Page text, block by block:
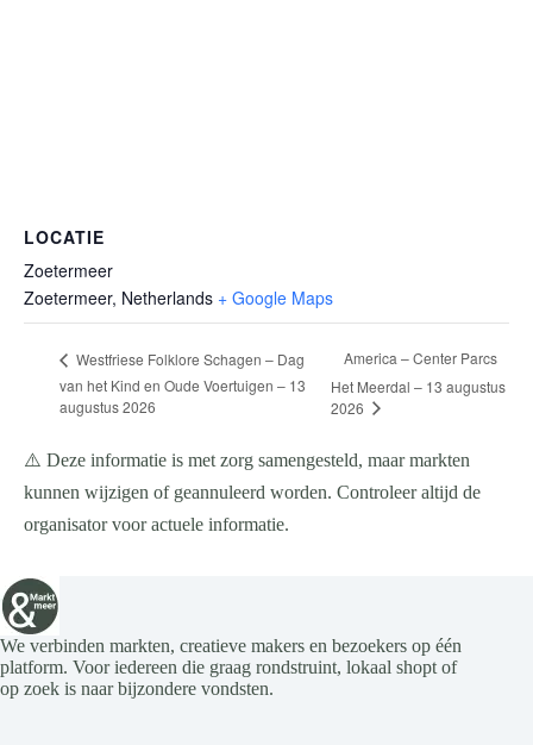
LOCATIE
Zoetermeer
Zoetermeer, Netherlands + Google Maps
Westfriese Folklore Schagen – Dag
van het Kind en Oude Voertuigen – 13
augustus 2026
America – Center Parcs
Het Meerdal – 13 augustus
2026
⚠️ Deze informatie is met zorg samengesteld, maar markten
kunnen wijzigen of geannuleerd worden. Controleer altijd de
organisator voor actuele informatie.
We verbinden markten, creatieve makers en bezoekers op één
platform. Voor iedereen die graag rondstruint, lokaal shopt of
op zoek is naar bijzondere vondsten.